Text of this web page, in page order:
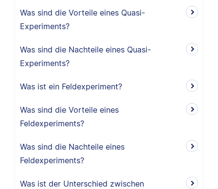
Was sind die Vorteile eines Quasi-
Experiments?
Was sind die Nachteile eines Quasi-
Experiments?
Was ist ein Feldexperiment?
Was sind die Vorteile eines
Feldexperiments?
Was sind die Nachteile eines
Feldexperiments?
Was ist der Unterschied zwischen